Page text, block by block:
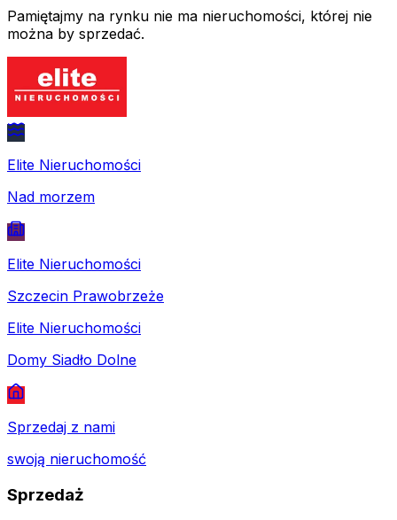
Pamiętajmy na rynku nie ma nieruchomości, której nie
można by sprzedać.
Elite Nieruchomości
Nad morzem
Elite Nieruchomości
Szczecin Prawobrzeże
Elite Nieruchomości
Domy Siadło Dolne
Sprzedaj z nami
swoją nieruchomość
Sprzedaż